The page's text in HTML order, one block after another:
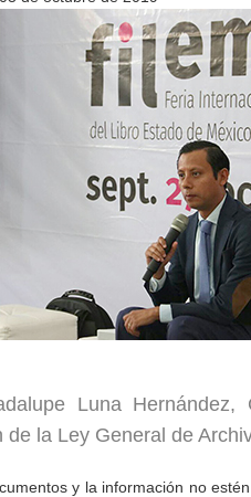
Luna
de la Ley General de
y la información no